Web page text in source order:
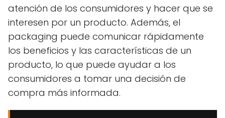
atención de los consumidores y hacer que se
interesen por un producto. Además, el
packaging puede comunicar rápidamente
los beneficios y las características de un
producto, lo que puede ayudar a los
consumidores a tomar una decisión de
compra más informada.